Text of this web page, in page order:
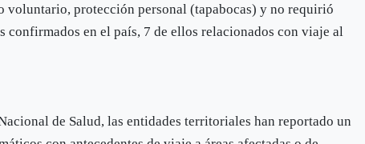
voluntario, protección personal (tapabocas) y no requirió
confirmados en el país, 7 de ellos relacionados con viaje al
de Salud, las entidades territoriales han reportado un